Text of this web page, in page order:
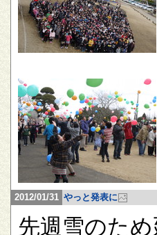
2012/01/31 やっと発表に
先週雪のた